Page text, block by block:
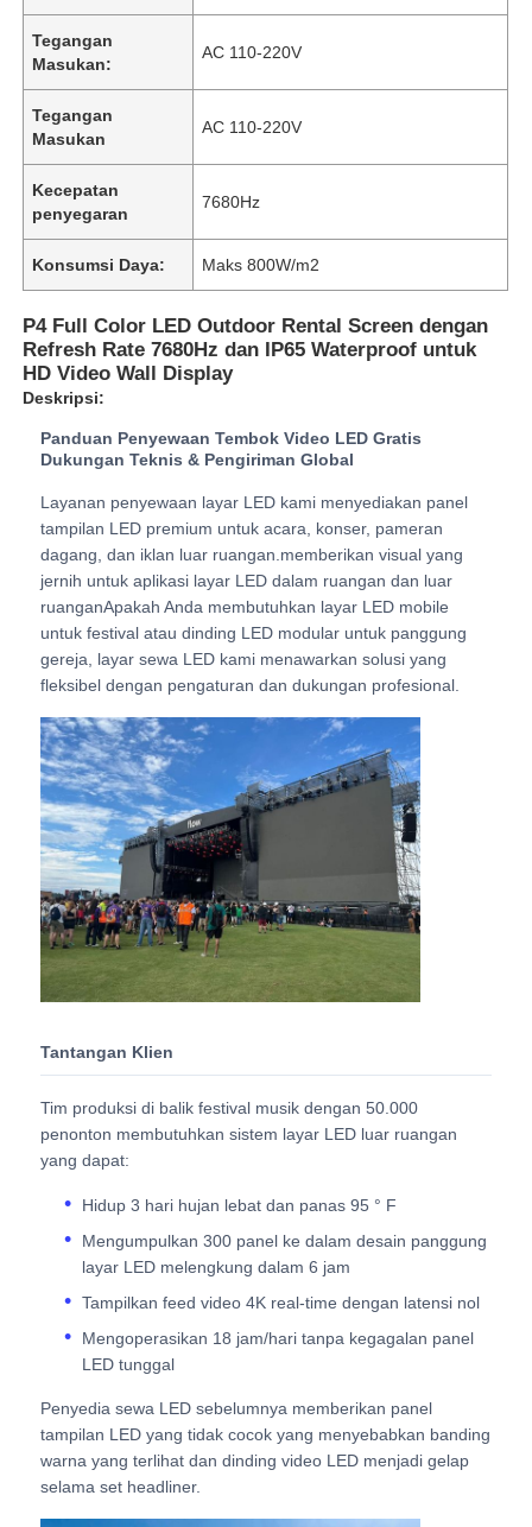
Produk
Video
Pertunjukan VR
Tentang Kami
Tur Pabrik
Kontrol kualitas
Hubungi Kami
Berita
Kasus
Minta Penawaran Harga
Tampilan Dinding Video LED
Layar layar LED
layar dipimpin konser
Sewa layar LED panggung
Dinding video LED COB
Tegangan
Masukan:
AC 110-220V
Tegangan
Masukan
AC 110-220V
Kecepatan
penyegaran
7680Hz
Konsumsi Daya: Maks 800W/m2
P4 Full Color LED Outdoor Rental Screen dengan
Refresh Rate 7680Hz dan IP65 Waterproof untuk
HD Video Wall Display
Deskripsi:
Panduan Penyewaan Tembok Video LED Gratis
Dukungan Teknis & Pengiriman Global
Layanan penyewaan layar LED kami menyediakan panel
tampilan LED premium untuk acara, konser, pameran
dagang, dan iklan luar ruangan.memberikan visual yang
jernih untuk aplikasi layar LED dalam ruangan dan luar
ruanganApakah Anda membutuhkan layar LED mobile
untuk festival atau dinding LED modular untuk panggung
gereja, layar sewa LED kami menawarkan solusi yang
fleksibel dengan pengaturan dan dukungan profesional.
Tantangan Klien
Tim produksi di balik festival musik dengan 50.000
penonton membutuhkan sistem layar LED luar ruangan
yang dapat:
Hidup 3 hari hujan lebat dan panas 95 ° F
Mengumpulkan 300 panel ke dalam desain panggung
layar LED melengkung dalam 6 jam
Tampilkan feed video 4K real-time dengan latensi nol
Mengoperasikan 18 jam/hari tanpa kegagalan panel
LED tunggal
Penyedia sewa LED sebelumnya memberikan panel
tampilan LED yang tidak cocok yang menyebabkan banding
warna yang terlihat dan dinding video LED menjadi gelap
selama set headliner.